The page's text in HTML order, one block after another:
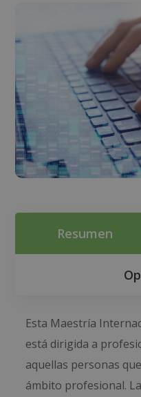
Resumen
Esta Maestría
está dirigida a
aquellas personas
ámbito profesional.